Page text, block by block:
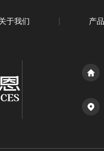
于我们 产